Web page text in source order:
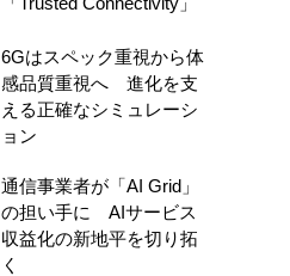
6Gはスペック重視から体
感品質重視へ 進化を支
える正確なシミュレーシ
ョン
通信事業者が「AI Grid」
の担い手に AIサービス
収益化の新地平を切り拓
く